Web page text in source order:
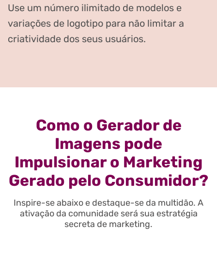
Use um número ilimitado de modelos e
variações de logotipo para não limitar a
criatividade dos seus usuários.
Como o Gerador de
Imagens pode
Impulsionar o Marketing
Gerado pelo Consumidor?
Inspire-se abaixo e destaque-se da multidão. A
ativação da comunidade será sua estratégia
secreta de marketing.